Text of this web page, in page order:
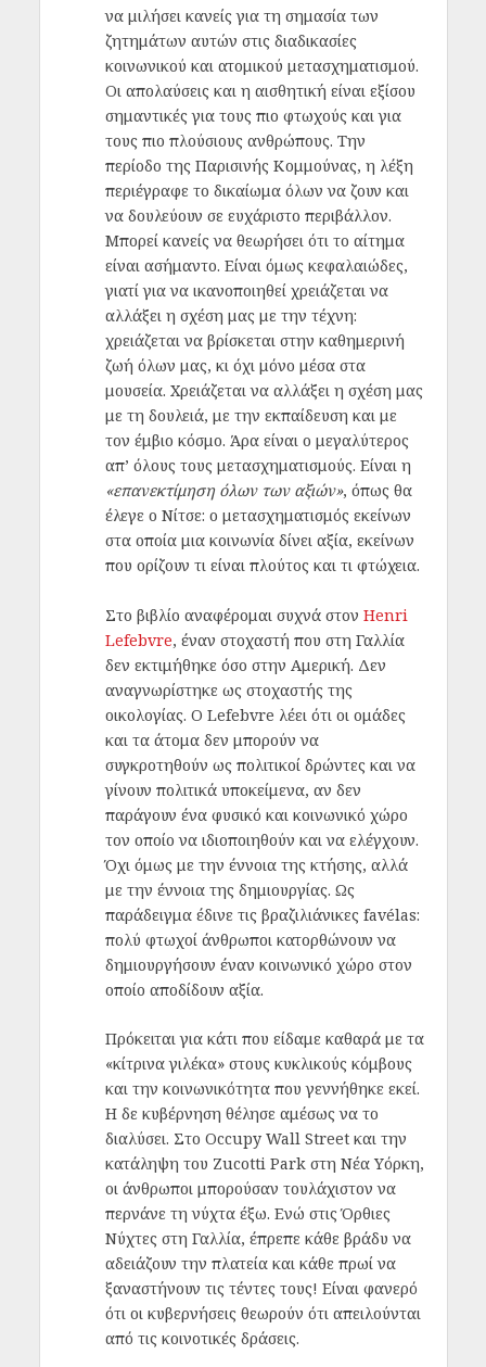
να μιλήσει κανείς για τη σημασία των
ζητημάτων αυτών στις διαδικασίες
κοινωνικού και ατομικού μετασχηματισμού.
Οι απολαύσεις και η αισθητική είναι εξίσου
σημαντικές για τους πιο φτωχούς και για
τους πιο πλούσιους ανθρώπους. Την
περίοδο της Παρισινής Κομμούνας, η λέξη
περιέγραφε το δικαίωμα όλων να ζουν και
να δουλεύουν σε ευχάριστο περιβάλλον.
Μπορεί κανείς να θεωρήσει ότι το αίτημα
είναι ασήμαντο. Είναι όμως κεφαλαιώδες,
γιατί για να ικανοποιηθεί χρειάζεται να
αλλάξει η σχέση μας με την τέχνη:
χρειάζεται να βρίσκεται στην καθημερινή
ζωή όλων μας, κι όχι μόνο μέσα στα
μουσεία. Χρειάζεται να αλλάξει η σχέση μας
με τη δουλειά, με την εκπαίδευση και με
τον έμβιο κόσμο. Άρα είναι ο μεγαλύτερος
απ’ όλους τους μετασχηματισμούς. Είναι η
«επανεκτίμηση όλων των αξιών», όπως θα
έλεγε ο Νίτσε: ο μετασχηματισμός εκείνων
στα οποία μια κοινωνία δίνει αξία, εκείνων
που ορίζουν τι είναι πλούτος και τι φτώχεια.
Στο βιβλίο αναφέρομαι συχνά στον Henri
Lefebvre, έναν στοχαστή που στη Γαλλία
δεν εκτιμήθηκε όσο στην Αμερική. Δεν
αναγνωρίστηκε ως στοχαστής της
οικολογίας. Ο Lefebvre λέει ότι οι ομάδες
και τα άτομα δεν μπορούν να
συγκροτηθούν ως πολιτικοί δρώντες και να
γίνουν πολιτικά υποκείμενα, αν δεν
παράγουν ένα φυσικό και κοινωνικό χώρο
τον οποίο να ιδιοποιηθούν και να ελέγχουν.
Όχι όμως με την έννοια της κτήσης, αλλά
με την έννοια της δημιουργίας. Ως
παράδειγμα έδινε τις βραζιλιάνικες favélas:
πολύ φτωχοί άνθρωποι κατορθώνουν να
δημιουργήσουν έναν κοινωνικό χώρο στον
οποίο αποδίδουν αξία.
Πρόκειται για κάτι που είδαμε καθαρά με τα
«κίτρινα γιλέκα» στους κυκλικούς κόμβους
και την κοινωνικότητα που γεννήθηκε εκεί.
Η δε κυβέρνηση θέλησε αμέσως να το
διαλύσει. Στο Occupy Wall Street και την
κατάληψη του Zucotti Park στη Νέα Υόρκη,
οι άνθρωποι μπορούσαν τουλάχιστον να
περνάνε τη νύχτα έξω. Ενώ στις Όρθιες
Νύχτες στη Γαλλία, έπρεπε κάθε βράδυ να
αδειάζουν την πλατεία και κάθε πρωί να
ξαναστήνουν τις τέντες τους! Είναι φανερό
ότι οι κυβερνήσεις θεωρούν ότι απειλούνται
από τις κοινοτικές δράσεις.